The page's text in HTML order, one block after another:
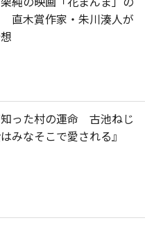
直木賞作家・朱川湊人が
った村の運命 古池ねじ
みなそこで愛される』